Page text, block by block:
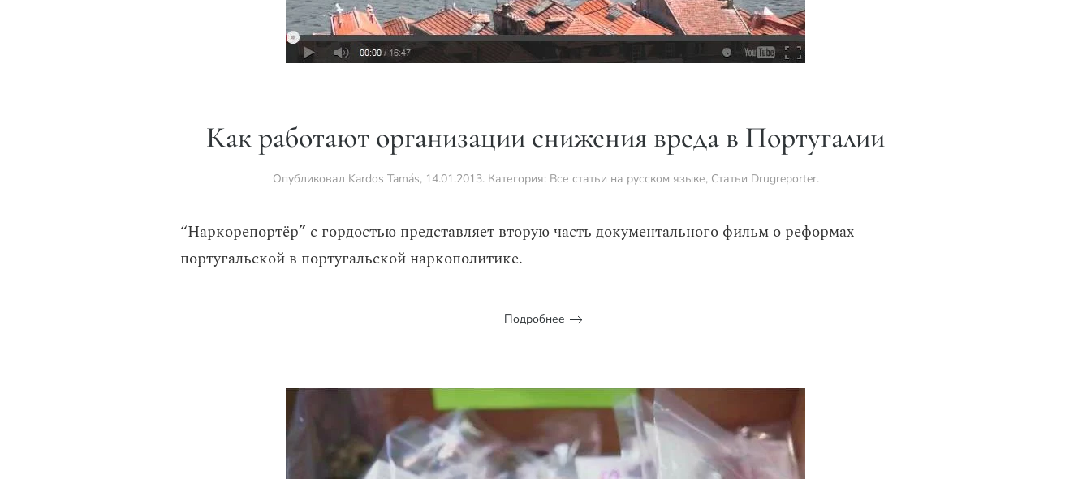
Как работают организации снижения вреда в Португалии
Опубликовал Kardos Tamás, 14.01.2013. Категория: Все статьи на русском языке, Статьи Drugreporter.
“Наркорепортёр” с гордостью представляет вторую часть документального фильм о реформах
португальской в португальской наркополитике.
Подробнее